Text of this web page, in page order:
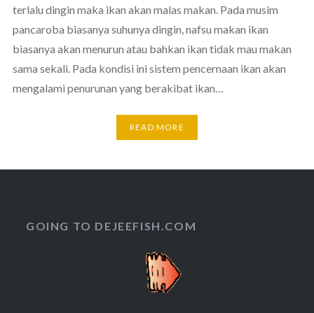
terlalu dingin maka ikan akan malas makan. Pada musim
pancaroba biasanya suhunya dingin, nafsu makan ikan
biasanya akan menurun atau bahkan ikan tidak mau makan
sama sekali. Pada kondisi ini sistem pencernaan ikan akan
mengalami penurunan yang berakibat ikan…
READ MORE
GOING TO DEJEEFISH.COM